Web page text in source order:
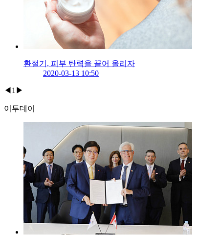
환절기, 피부 탄력을 끌어 올리자
2020-03-13 10:50
◀ 1 ▶
이투데이